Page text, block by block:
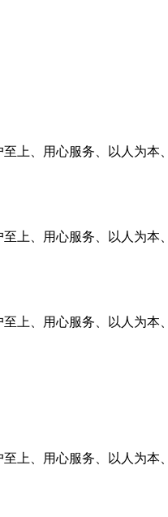
上、用心服务、以人为
上、用心服务、以人为
上、用心服务、以人为
上、用心服务、以人为